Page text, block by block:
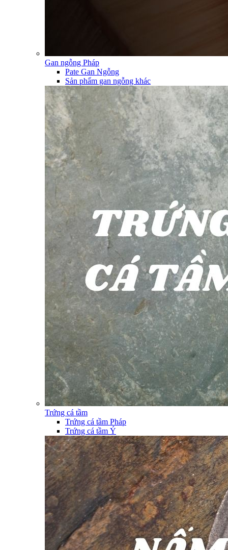
Gan ngỗng Pháp
Pate Gan Ngỗng
Sản phẩm gan ngỗng khác
Trứng cá tầm
Trứng cá tầm Pháp
Trứng cá tầm Ý